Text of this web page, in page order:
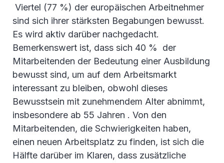
Viertel (77 %) der europäischen Arbeitnehmer
sind sich ihrer stärksten Begabungen bewusst.
Es wird aktiv darüber nachgedacht.
Bemerkenswert ist, dass sich 40 % der
Mitarbeitenden der Bedeutung einer Ausbildung
bewusst sind, um auf dem Arbeitsmarkt
interessant zu bleiben, obwohl dieses
Bewusstsein mit zunehmendem Alter abnimmt,
insbesondere ab 55 Jahren . Von den
Mitarbeitenden, die Schwierigkeiten haben,
einen neuen Arbeitsplatz zu finden, ist sich die
Hälfte darüber im Klaren, dass zusätzliche